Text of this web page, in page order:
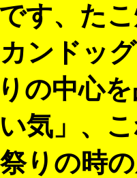
す、た
ンドッ
の中心
気」、
りの時